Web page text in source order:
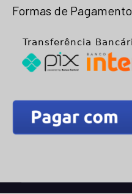
Formas de Pagamento